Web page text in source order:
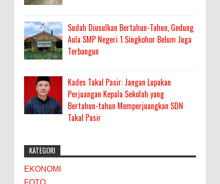
Sudah Diusulkan Bertahun-Tahun, Gedung
Aula SMP Negeri 1 Singkohor Belum Juga
Terbangun
Kades Takal Pasir: Jangan Lupakan
Perjuangan Kepala Sekolah yang
Bertahun-tahun Memperjuangkan SDN
Takal Pasir
KATEGORI
EKONOMI
FOTO